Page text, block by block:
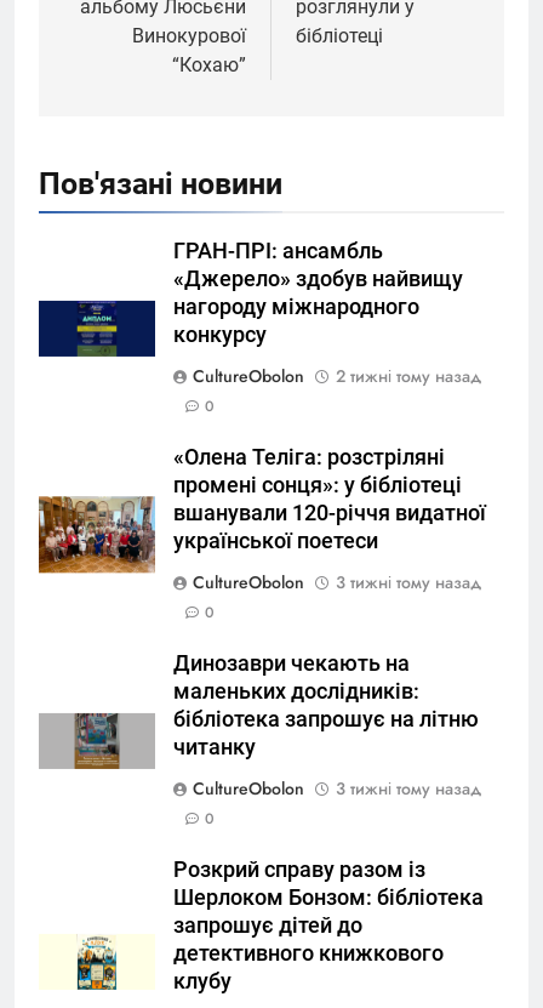
альбому Люсьєни
Винокурової
“Кохаю”
розглянули у
бібліотеці
Пов'язані новини
ГРАН-ПРІ: ансамбль
«Джерело» здобув найвищу
нагороду міжнародного
конкурсу
CultureObolon
2 тижні тому назад
0
«Олена Теліга: розстріляні
промені сонця»: у бібліотеці
вшанували 120-річчя видатної
української поетеси
CultureObolon
3 тижні тому назад
0
Динозаври чекають на
маленьких дослідників:
бібліотека запрошує на літню
читанку
CultureObolon
3 тижні тому назад
0
Розкрий справу разом із
Шерлоком Бонзом: бібліотека
запрошує дітей до
детективного книжкового
клубу